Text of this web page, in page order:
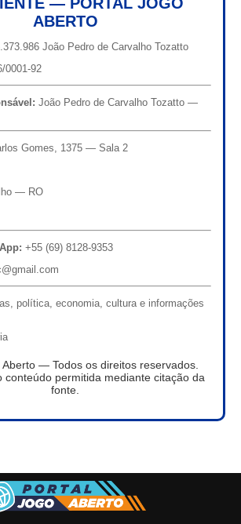
ABERTO
João Pedro de Carvalho Tozatto
0001-92
João Pedro de Carvalho Tozatto —
Gomes, 1375 — Sala 2
— RO
+55 (69) 8128-9353
política, economia, cultura e informações
— Todos os direitos reservados.
conteúdo permitida mediante citação da
fonte.